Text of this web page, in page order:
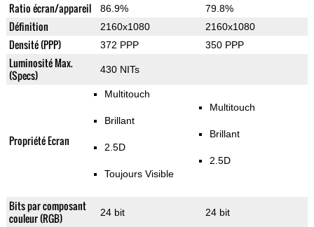
Ratio écran/appareil 86.9% 79.8%
Définition 2160x1080 2160x1080
Densité (PPP) 372 PPP 350 PPP
Luminosité Max.
(Specs)
430 NITs
Propriété Ecran
Multitouch
Brillant
2.5D
Toujours Visible
Multitouch
Brillant
2.5D
Bits par composant
couleur (RGB)
24 bit 24 bit